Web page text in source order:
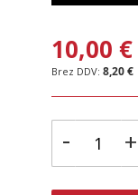
10,00 €
8,20 €
- +